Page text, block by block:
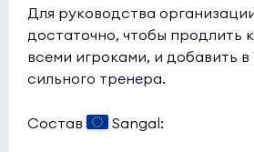
Для руководства
достаточно, чтобы продлить
всеми игроками, и добавить
сильного тренера.
Состав Sangal: